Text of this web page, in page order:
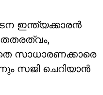
ഇന്ത്യക്കാരന്‍
സാധാരണക്കാരെ
സജി ചെറിയാന്‍